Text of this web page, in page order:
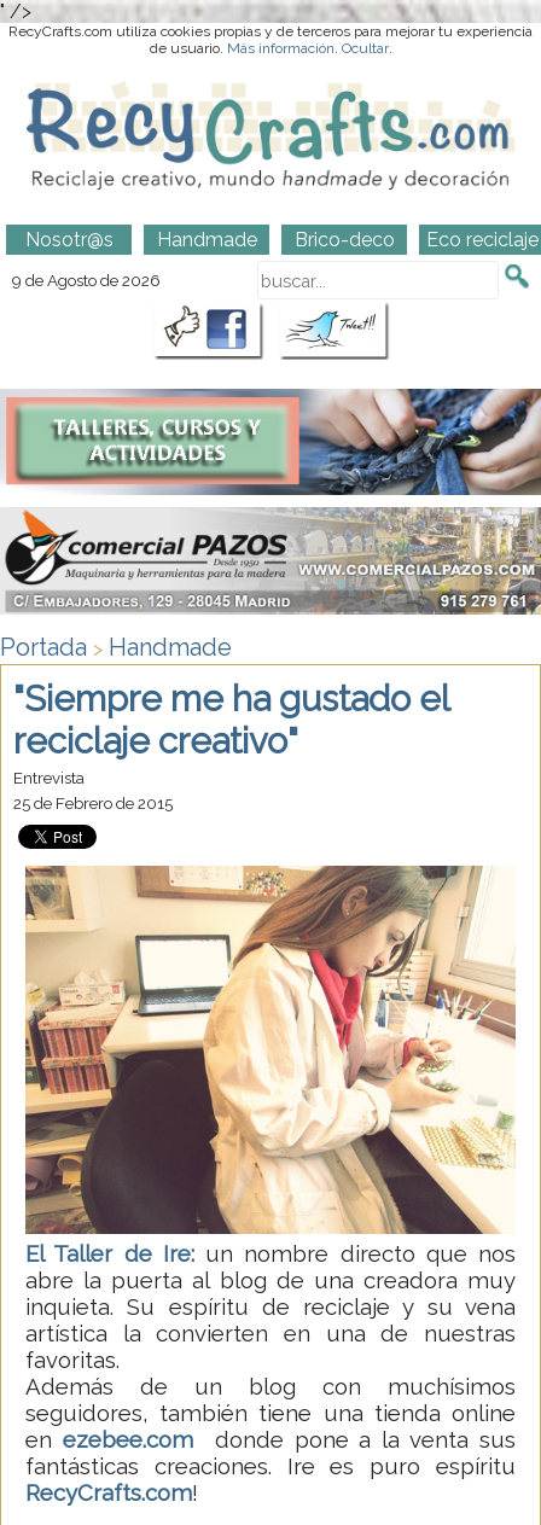
" />
RecyCrafts.com utiliza cookies propias y de terceros para mejorar tu experiencia
de usuario. Más información. Ocultar.
Nosotr@s Handmade Brico-deco Eco reciclaje
9 de Agosto de 2026
Portada > Handmade
"Siempre me ha gustado el
reciclaje creativo"
Entrevista
25 de Febrero de 2015
El Taller de Ire:un nombre directo que nos
abre la puerta al blog de una creadora muy
inquieta. Su espíritu de reciclaje y su vena
artística la convierten en una de nuestras
favoritas.
Además de un blog con muchísimos
seguidores, también tiene una tienda online
en ezebee.com donde pone a la venta sus
fantásticas creaciones. Ire es puro espíritu
RecyCrafts.com!